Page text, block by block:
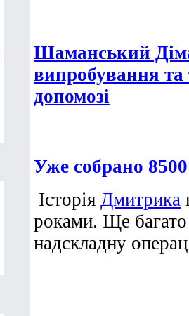
Шаманський
випробування та
допомозі
Уже собрано
Історія Дмитрика
роками. Ще багато
надскладну